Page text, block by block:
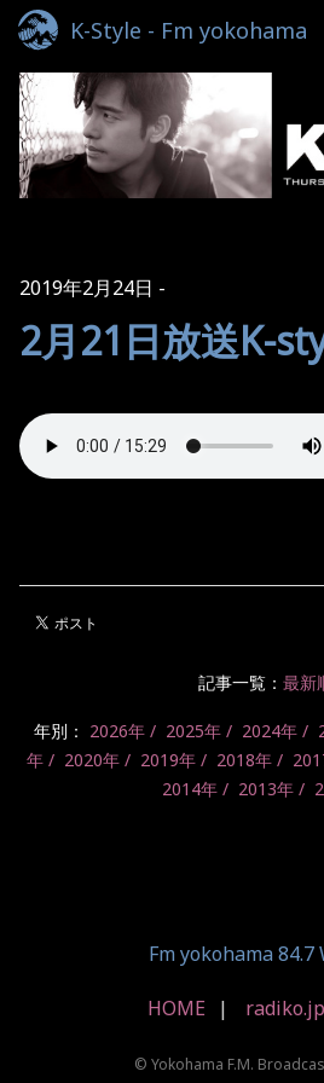
K-Style - Fm yokohama
2019年2月24日
2月21日放送K-
記事一覧： 最新
年別： 2026年 2025年 2024年
年
2020年 2019年 2018年
2014年
2013年
Fm yokohama 84.7
HOME
© Yokohama F.M.